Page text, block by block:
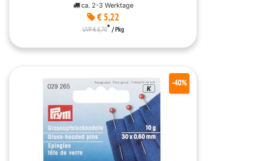
ca. 2-3 Werktage
€ 5,22
UVP € 8,70* / Pkg
-40%